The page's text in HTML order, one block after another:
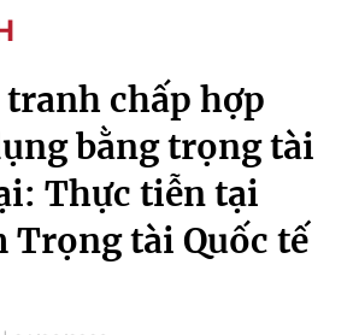
chấp hợp
bằng trọng tài
Thực tiễn tại
Trọng tài Quốc tế